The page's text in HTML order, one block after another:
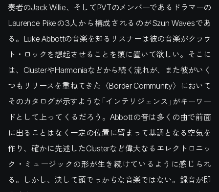
奏者のJack Willie、そしてPVTのメンバーであるドラマーの
Laurence Pikeの3人から構成されるのがSzun Wavesであ
る。Luke Abbottの音楽を知るリスナーは彼の音楽がクラウ
ト・ロックを想起させることを頭に置いて欲しい。そこに
は、ClusterやHarmoniaなどから続く流れが、また彼がいく
つもリリースを重ねてきた〈Border Community〉において
そのカタログが示すような「インテリジェンス」がキーワー
ドとして上ってくるだろう。Abbottの音は多くの曲で前面
に出ることはなく一定の位置に留まって基調となる空気を
作り、確かに先述したClusterなど偉大なるエレクトロニッ
ク・ミュージックの形が生き続けているように感じられ
る。しかし、決して頭でっかちな音楽ではない。録音が即